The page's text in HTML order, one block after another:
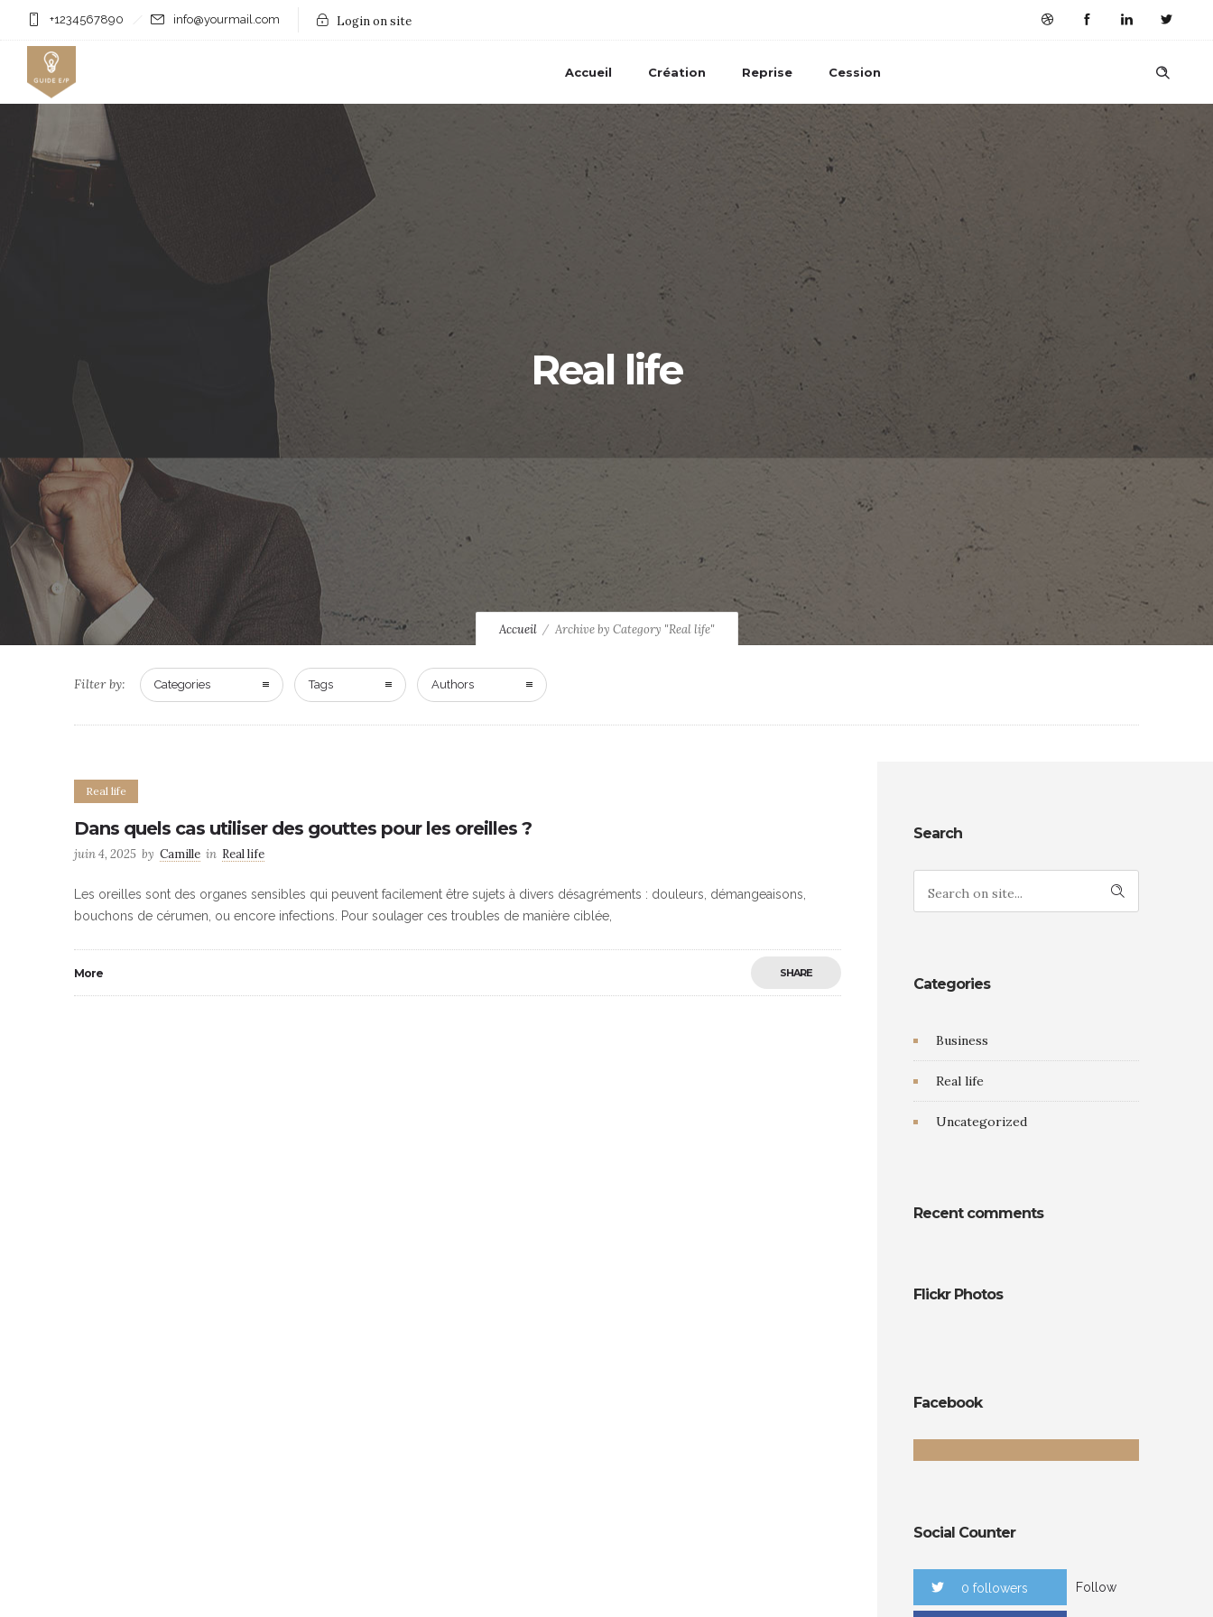
+1234567890 info@yourmail.com Login on site
Accueil Création Reprise Cession
Real life
Accueil Archive by Category "Real life"
Filter by: Categories Tags Authors
Real life
Dans quels cas utiliser des gouttes pour les oreilles ?
juin 4, 2025 by Camille in Real life
Les oreilles sont des organes sensibles qui peuvent facilement être sujets à divers désagréments : douleurs, démangeaisons,
bouchons de cérumen, ou encore infections. Pour soulager ces troubles de manière ciblée,
More SHARE
Search
Categories
Business
Real life
Uncategorized
Recent comments
Flickr Photos
Facebook
Social Counter
0 followers Follow